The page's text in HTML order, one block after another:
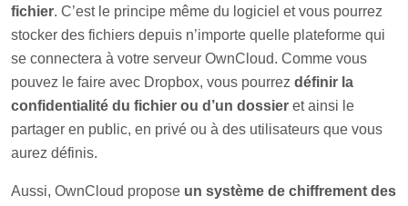
fichier. C’est le principe même du logiciel et vous pourrez
stocker des fichiers depuis n’importe quelle plateforme qui
se connectera à votre serveur OwnCloud. Comme vous
pouvez le faire avec Dropbox, vous pourrez définir la
confidentialité du fichier ou d’un dossier et ainsi le
partager en public, en privé ou à des utilisateurs que vous
aurez définis.
Aussi, OwnCloud propose un système de chiffrement des